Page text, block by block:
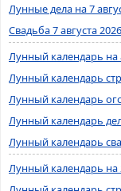
Лунные дела на 7
Свадьба 7 августа
Лунный календарь на
Лунный календарь
Лунный календарь
Лунный календарь
Лунный календарь
Лунный календарь на